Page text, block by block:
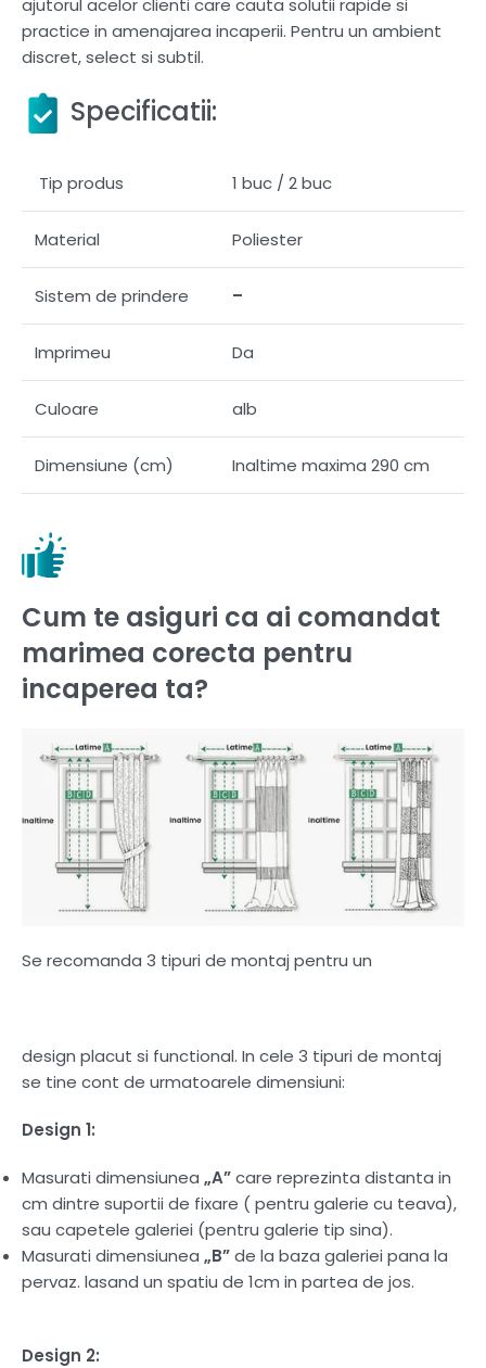
ajutorul acelor clienti care cauta solutii rapide si
practice in amenajarea incaperii. Pentru un ambient
discret, select si subtil.
Specificatii:
Tip produs 1 buc / 2 buc
Material Poliester
Sistem de prindere –
Imprimeu Da
Culoare alb
Dimensiune (cm) Inaltime maxima 290 cm
Cum te asiguri ca ai comandat
marimea corecta pentru
incaperea ta?
Se recomanda 3 tipuri de montaj pentru un
design placut si functional. In cele 3 tipuri de montaj
se tine cont de urmatoarele dimensiuni:
Design 1:
Masurati dimensiunea „A”care reprezinta distanta in
cm dintre suportii de fixare ( pentru galerie cu teava),
sau capetele galeriei (pentru galerie tip sina).
Masurati dimensiunea „B”de la baza galeriei pana la
pervaz. lasand un spatiu de 1cm in partea de jos.
Design 2: